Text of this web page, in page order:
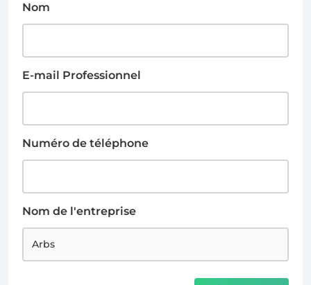
Nom
E-mail Professionnel
Numéro de téléphone
Nom de l'entreprise